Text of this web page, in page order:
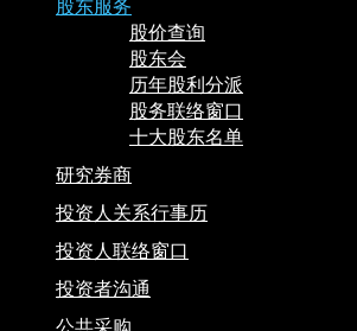
股东服务
股价查询
股东会
历年股利分派
股务联络窗口
十大股东名单
研究券商
投资人关系行事历
投资人联络窗口
投资者沟通